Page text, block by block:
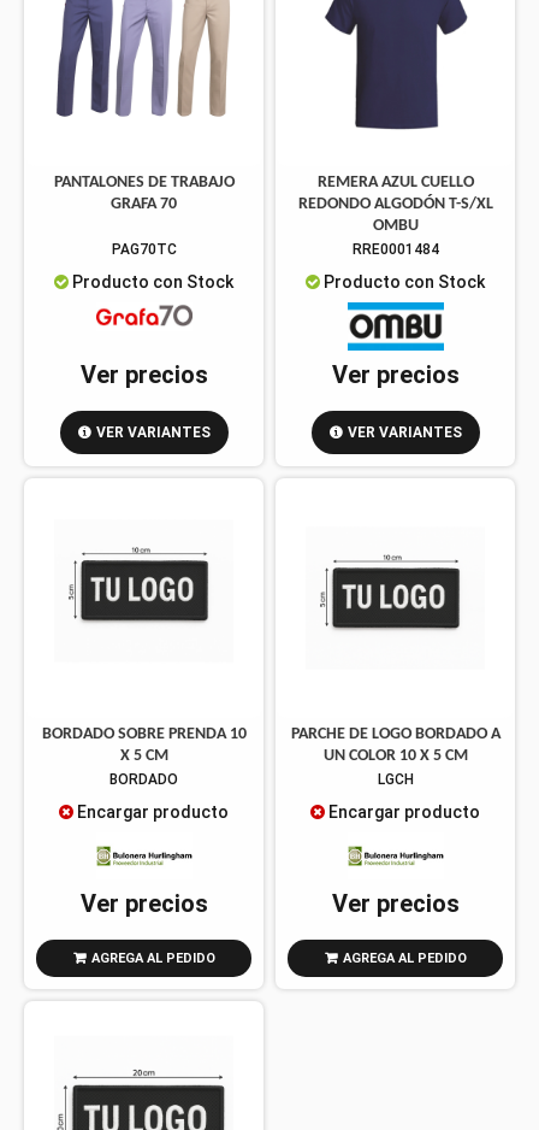
PANTALONES DE TRABAJO
GRAFA 70
PAG70TC
Producto con Stock
Ver precios
VER VARIANTES
REMERA AZUL CUELLO
REDONDO ALGODÓN T-S/XL
OMBU
RRE0001484
Producto con Stock
Ver precios
VER VARIANTES
BORDADO SOBRE PRENDA 10
X 5 CM
BORDADO
Encargar producto
Ver precios
AGREGA AL PEDIDO
PARCHE DE LOGO BORDADO A
UN COLOR 10 X 5 CM
LGCH
Encargar producto
Ver precios
AGREGA AL PEDIDO